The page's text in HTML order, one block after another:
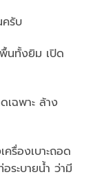
ครับ
นทั้งยิม เปิด
เฉพาะ ล้าง
รื่องเบาะถอด
ระบายน้ำ ว่ามี